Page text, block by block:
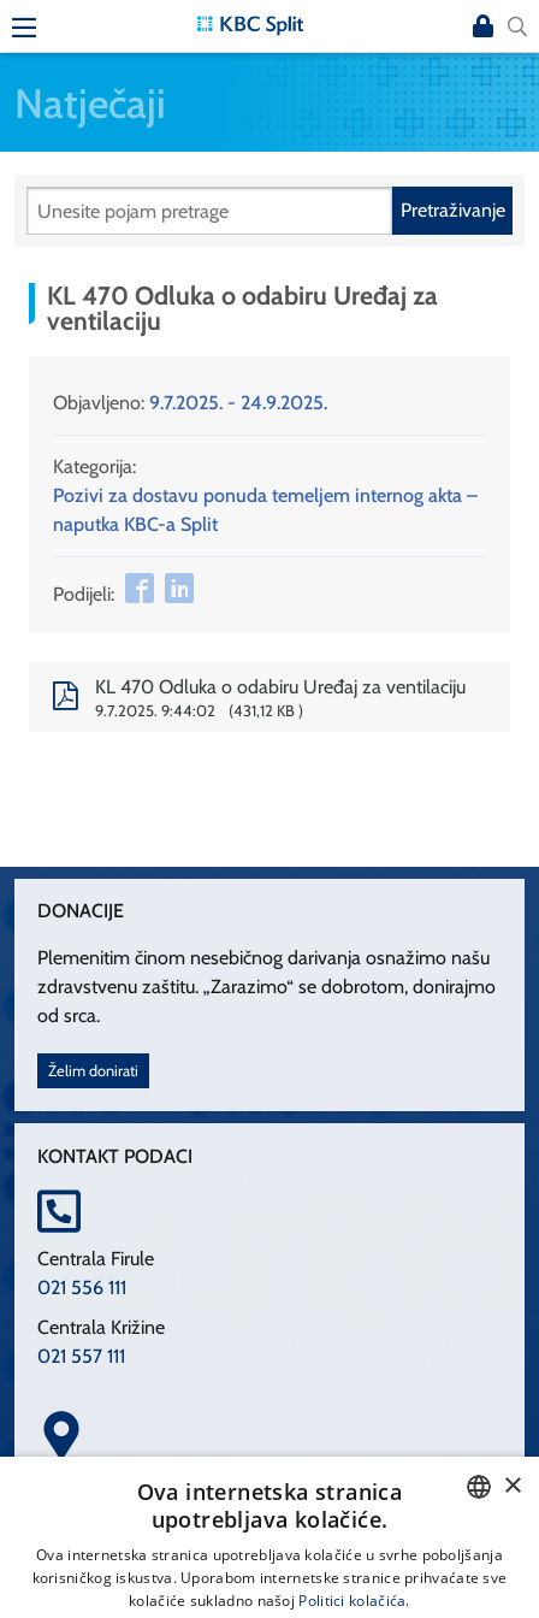
Natječaji
Pretraživanje
KL 470 Odluka o odabiru Uređaj za
ventilaciju
Objavljeno: 9.7.2025. - 24.9.2025.
Kategorija:
Pozivi za dostavu ponuda temeljem internog akta –
naputka KBC-a Split
Podijeli:
KL 470 Odluka o odabiru Uređaj za ventilaciju
9.7.2025. 9:44:02 431,12 KB
DONACIJE
Plemenitim činom nesebičnog darivanja osnažimo našu
zdravstvenu zaštitu. „Zarazimo“ se dobrotom, donirajmo
od srca.
Želim donirati
KONTAKT PODACI
Centrala Firule
021 556 111
Centrala Križine
021 557 111
Spinčićeva 1, 21000 Split
CROATIAN
×
Ova internetska stranica
upotrebljava kolačiće.
Ova internetska stranica upotrebljava kolačiće u svrhe poboljšanja
korisničkog iskustva. Uporabom internetske stranice prihvaćate sve
kolačiće sukladno našoj Politici kolačića.